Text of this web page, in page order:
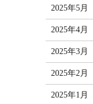
2025年5月
2025年4月
2025年3月
2025年2月
2025年1月